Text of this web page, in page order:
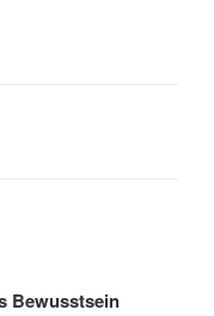
Bewusstsein